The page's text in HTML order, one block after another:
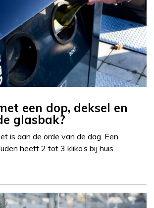
een dop, deksel en
glasbak?
is aan de orde van de dag. Een
heeft 2 tot 3 kliko’s bij huis…